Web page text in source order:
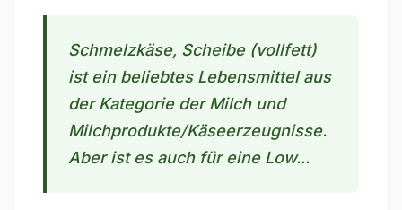
Schmelzkäse, Scheibe (vollfett)
ist ein beliebtes Lebensmittel aus
der Kategorie der Milch und
Milchprodukte/Käseerzeugnisse.
Aber ist es auch für eine Low...